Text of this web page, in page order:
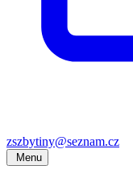
zszbytiny@seznam.cz
Menu